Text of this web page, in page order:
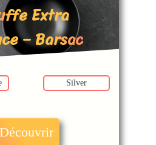
Extra
– Barsac
Silver
Découvrir